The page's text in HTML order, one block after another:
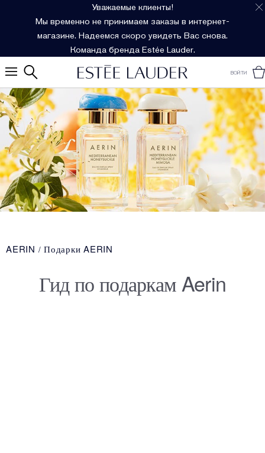
Уважаемые клиенты!
Мы временно не принимаем заказы в интернет-
магазине. Надеемся скоро увидеть Вас снова.
Команда бренда Estée Lauder.
ВОЙТИ
AERIN Подарки AERIN
Гид по подаркам Aerin